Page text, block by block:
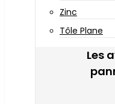
Zinc
Tôle Plane
Les